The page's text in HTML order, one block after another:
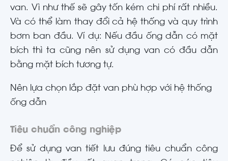
van. Vì như thế sẽ gây tốn kém chi phí rất nhiều.
Và có thể làm thay đổi cả hệ thống và quy trình
bơm ban đầu. Ví dụ: Nếu đầu ống dẫn có mặt
bích thì ta cũng nên sử dụng van có đầu dẫn
bằng mặt bích tương tự.
Nên lựa chọn lắp đặt van phù hợp với hệ thống
ống dẫn
Tiêu chuẩn công nghiệp
Để sử dụng van tiết lưu đúng tiêu chuẩn công